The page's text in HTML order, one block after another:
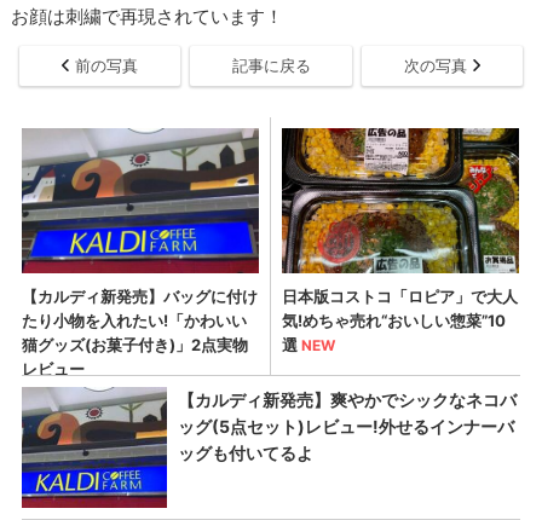
お顔は刺繍で再現されています！
前の写真 記事に戻る 次の写真